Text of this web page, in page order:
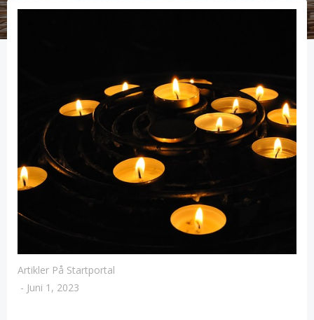
Artikler På Startportal
- Juni 1, 2023